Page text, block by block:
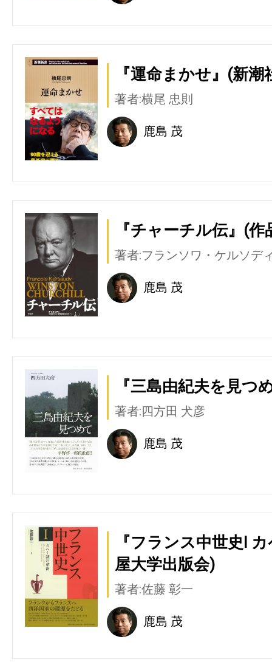
『運命まかせ』(新潮
著者:横尾 忠則
鹿島 茂
『チャーチル伝』(作
著者:フランソワ・ケルソデ
鹿島 茂
『三島由紀夫を見つ
著者:四方田 犬彦
鹿島 茂
『フランス中世史Ⅰ
屋大学出版会)
著者:佐藤 彰一
鹿島 茂